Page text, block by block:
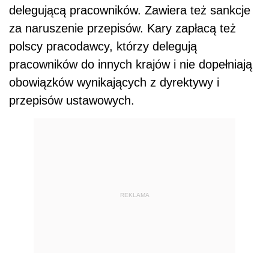
delegującą pracowników. Zawiera też sankcje
za naruszenie przepisów. Kary zapłacą też
polscy pracodawcy, którzy delegują
pracowników do innych krajów i nie dopełniają
obowiązków wynikających z dyrektywy i
przepisów ustawowych.
REKLAMA